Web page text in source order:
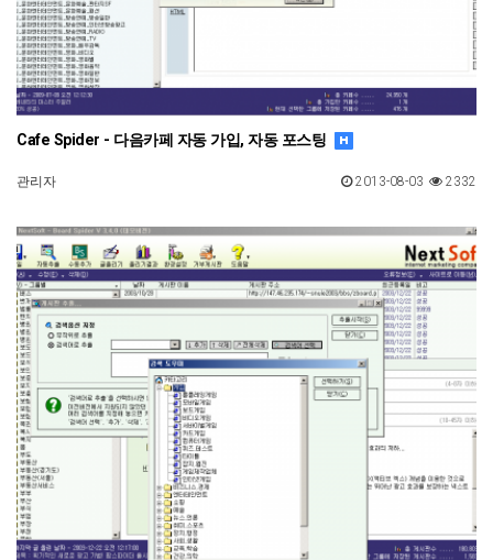
Cafe Spider - 다음카페 자동 가입, 자동 포스팅
관리자 2332
2013-08-03